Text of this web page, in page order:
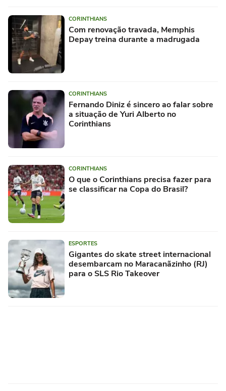
CORINTHIANS
Com renovação travada, Memphis
Depay treina durante a madrugada
CORINTHIANS
Fernando Diniz é sincero ao falar sobre
a situação de Yuri Alberto no
Corinthians
CORINTHIANS
O que o Corinthians precisa fazer para
se classificar na Copa do Brasil?
ESPORTES
Gigantes do skate street internacional
desembarcam no Maracanãzinho (RJ)
para o SLS Rio Takeover